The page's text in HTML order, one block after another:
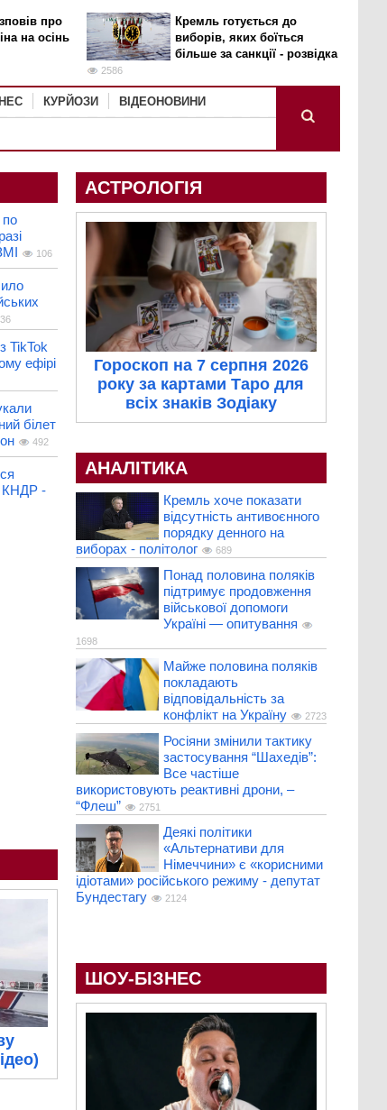
про
на осінь
Кремль готується до
виборів, яких боїться
більше за санкції - розвідка
2586
КУРЙОЗИ ВІДЕОНОВИНИ
по
106
TikTok
ефірі
білет
492
КНДР -
АСТРОЛОГІЯ
Гороскоп на 7 серпня 2026
року за картами Таро для
всіх знаків Зодіаку
АНАЛІТИКА
Кремль хоче показати
відсутність антивоєнного
порядку денного на
виборах - політолог
689
Понад половина поляків
підтримує продовження
військової допомоги
Україні — опитування
1698
Майже половина поляків
покладають
відповідальність за
конфлікт на Україну
2723
Росіяни змінили тактику
застосування “Шахедів”:
Все частіше
використовують реактивні дрони, –
“Флеш”
2751
Деякі політики
«Альтернативи для
Німеччини» є «корисними
ідіотами» російського режиму - депутат
Бундестагу
2124
ШОУ-БІЗНЕС